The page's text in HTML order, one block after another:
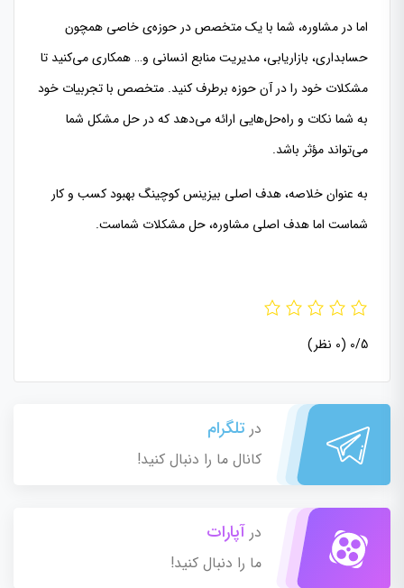
اما در مشاوره، شما با یک متخصص در حوزه‌ی خاصی همچون
حسابداری، بازاریابی، مدیریت منابع انسانی و… همکاری می‌کنید تا
مشکلات خود را در آن حوزه برطرف کنید. متخصص با تجربیات خود
به شما نکات و راه‌حل‌هایی ارائه می‌دهد که در حل مشکل شما
می‌تواند مؤثر باشد.
به عنوان خلاصه، هدف اصلی بیزینس کوچینگ بهبود کسب و کار
شماست اما هدف اصلی مشاوره، حل مشکلات شماست.
0/5 (0 نظر)
در تلگرام
کانال ما را دنبال کنید!
در آپارات
ما را دنبال کنید!